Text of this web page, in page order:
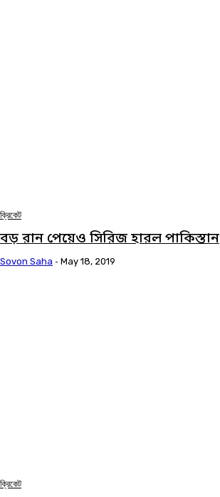
ক্রিকেট
বড় রান পেয়েও সিরিজ হারল পাকিস্তান
Sovon Saha - May 18, 2019
ক্রিকেট